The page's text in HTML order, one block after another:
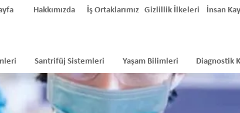
Santrifüj Sistemleri Yaşam Bilimleri Diagnostik
Hakkımızda İş Ortaklarımız Gizlillik İlkeleri İnsan